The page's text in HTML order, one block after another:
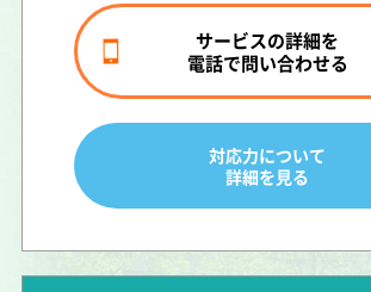
サービスの詳細を
電話で問い合わせる
対応力について
詳細を見る